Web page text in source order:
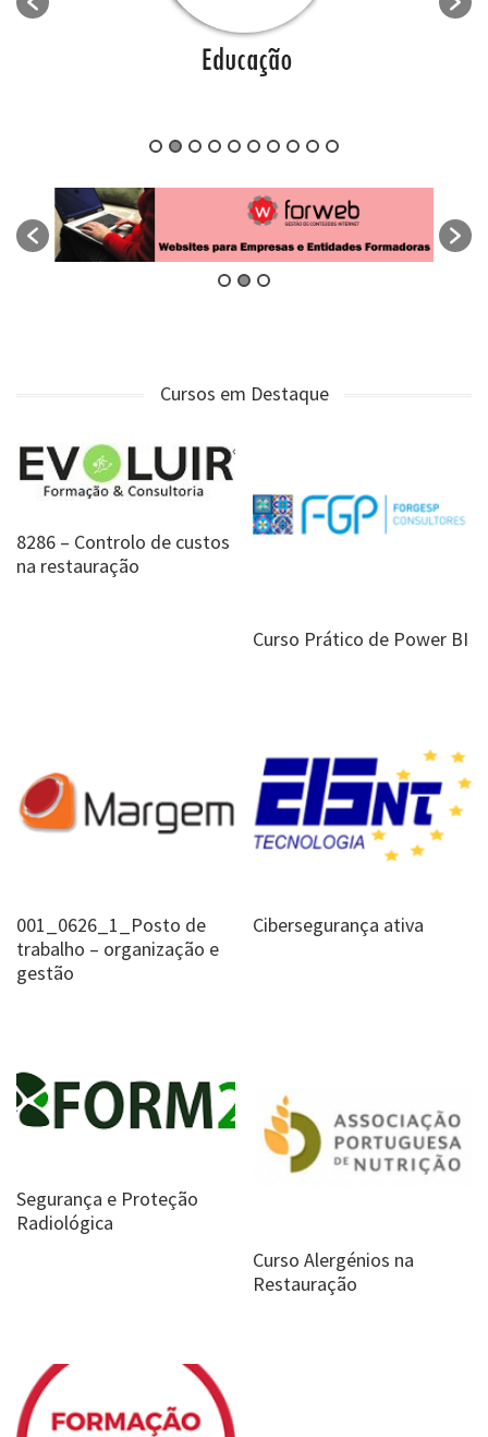
Cursos em Destaque
8286 – Controlo de custos
na restauração
Curso Prático de Power BI
001_0626_1_Posto de
trabalho – organização e
gestão
Cibersegurança ativa
Segurança e Proteção
Radiológica
Curso Alergénios na
Restauração